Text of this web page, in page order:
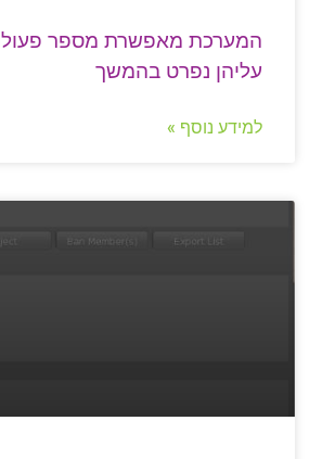
המערכת מאפשרת מספר
עליהן נפרט בהמשך
למידע נוסף »